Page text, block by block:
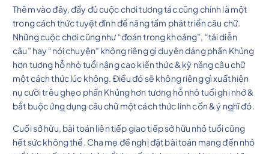
Thêm vào đây, đầy đủ cuộc chơi tương tác cũng chính là một
trong cách thức tuyệt đỉnh để nâng tầm phát triển câu chữ.
Những cuộc chơi cũng như “đoán trong khoảng”, “tái diễn
câu” hay “nói chuyện” không riêng gì duyên dáng phần Khủng
hơn tương hỗ nhỏ tuổi nâng cao kiến thức & kỹ năng câu chữ
một cách thức lúc không. Điều đó sẽ không riêng gì xuất hiện
nụ cười trêu ghẹo phần Khủng hơn tương hỗ nhỏ tuổi ghi nhớ &
bắt buộc ứng dụng câu chữ một cách thức linh cồn & ý nghĩ đó.
Cuối sở hữu, bài toán liên tiếp giao tiếp sở hữu nhỏ tuổi cũng
hết sức không thể. Cha mẹ đề nghị đặt bài toán mang đến nhỏ